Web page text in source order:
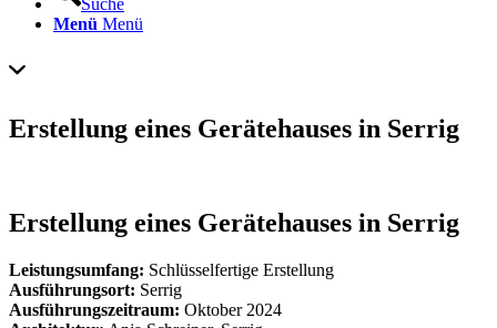
Suche
Menü Menü
Erstellung eines Gerätehauses in Serrig
Erstellung eines Gerätehauses in Serrig
Leistungsumfang: Schlüsselfertige Erstellung
Ausführungsort: Serrig
Ausführungszeitraum: Oktober 2024